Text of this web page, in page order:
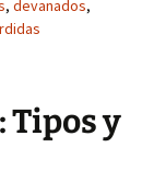
, devanados,
Tipos y